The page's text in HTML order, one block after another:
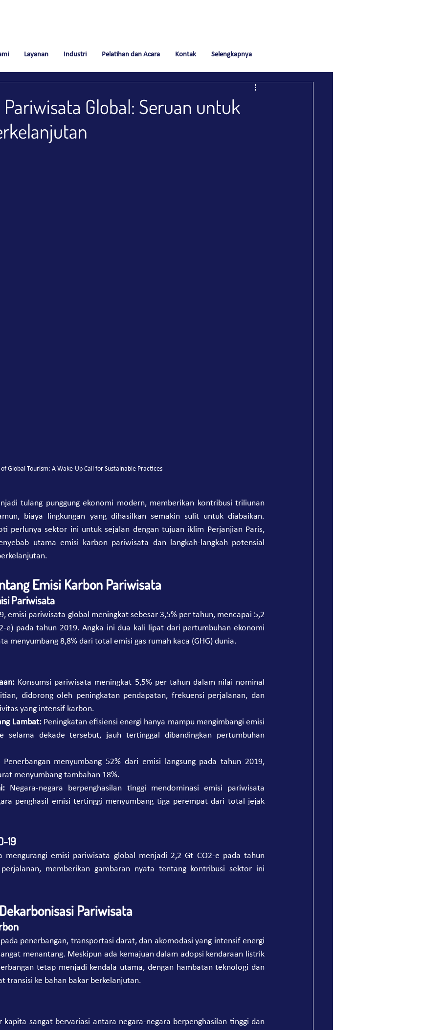
Layanan Industri Pelatihan dan Acara Kontak Selengkapnya
Global: Seruan untuk
Global Tourism: A Wake-Up Call for Sustainable Practices
tulang punggung ekonomi modern, memberikan kontribusi triliunan
biaya lingkungan yang dihasilkan semakin sulit untuk diabaikan.
perlunya sektor ini untuk sejalan dengan tujuan iklim Perjanjian Paris,
utama emisi karbon pariwisata dan langkah-langkah potensial
Emisi Karbon Pariwisata
Pariwisata
emisi pariwisata global meningkat sebesar 3,5% per tahun, mencapai 5,2
e) pada tahun 2019. Angka ini dua kali lipat dari pertumbuhan ekonomi
menyumbang 8,8% dari total emisi gas rumah kaca (GHG) dunia.
Konsumsi pariwisata meningkat 5,5% per tahun dalam nilai nominal
didorong oleh peningkatan pendapatan, frekuensi perjalanan, dan
yang intensif karbon.
Lambat: Peningkatan efisiensi energi hanya mampu mengimbangi emisi
selama dekade tersebut, jauh tertinggal dibandingkan pertumbuhan
Penerbangan menyumbang 52% dari emisi langsung pada tahun 2019,
menyumbang tambahan 18%.
Negara-negara berpenghasilan tinggi mendominasi emisi pariwisata
penghasil emisi tertinggi menyumbang tiga perempat dari total jejak
19
mengurangi emisi pariwisata global menjadi 2,2 Gt CO2-e pada tahun
memberikan gambaran nyata tentang kontribusi sektor ini
Pariwisata
penerbangan, transportasi darat, dan akomodasi yang intensif energi
menantang. Meskipun ada kemajuan dalam adopsi kendaraan listrik
tetap menjadi kendala utama, dengan hambatan teknologi dan
transisi ke bahan bakar berkelanjutan.
sangat bervariasi antara negara-negara berpenghasilan tinggi dan